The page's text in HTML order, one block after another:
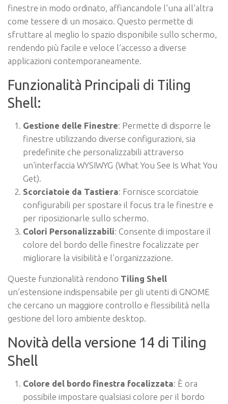
finestre in modo ordinato, affiancandole l’una all’altra
come tessere di un mosaico. Questo permette di
sfruttare al meglio lo spazio disponibile sullo schermo,
rendendo più facile e veloce l’accesso a diverse
applicazioni contemporaneamente.
Funzionalità Principali di Tiling
Shell:
Gestione delle Finestre: Permette di disporre le
finestre utilizzando diverse configurazioni, sia
predefinite che personalizzabili attraverso
un’interfaccia WYSIWYG (What You See Is What You
Get).
Scorciatoie da Tastiera: Fornisce scorciatoie
configurabili per spostare il focus tra le finestre e
per riposizionarle sullo schermo.
Colori Personalizzabili: Consente di impostare il
colore del bordo delle finestre focalizzate per
migliorare la visibilità e l’organizzazione.
Queste funzionalità rendono Tiling Shell
un’estensione indispensabile per gli utenti di GNOME
che cercano un maggiore controllo e flessibilità nella
gestione del loro ambiente desktop.
Novità della versione 14 di Tiling
Shell
Colore del bordo finestra focalizzata: È ora
possibile impostare qualsiasi colore per il bordo